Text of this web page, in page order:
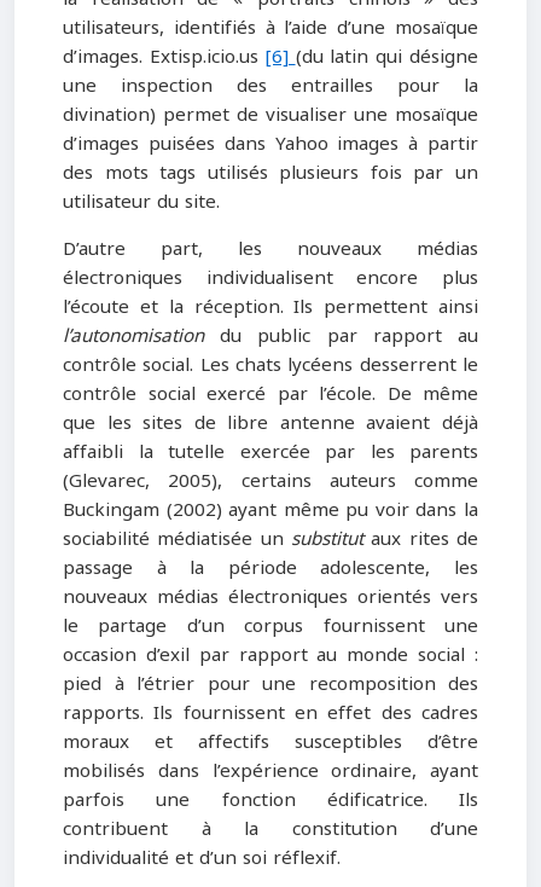
utilisateurs, identifiés à l’aide d’une mosaïque
d’images. Extisp.icio.us [6](du latin qui désigne
une inspection des entrailles pour la
divination) permet de visualiser une mosaïque
d’images puisées dans Yahoo images à partir
des mots tags utilisés plusieurs fois par un
utilisateur du site.
D’autre part, les nouveaux médias
électroniques individualisent encore plus
l’écoute et la réception. Ils permettent ainsi
l’autonomisationdu public par rapport au
contrôle social. Les chats lycéens desserrent le
contrôle social exercé par l’école. De même
que les sites de libre antenne avaient déjà
affaibli la tutelle exercée par les parents
(Glevarec, 2005), certains auteurs comme
Buckingam (2002) ayant même pu voir dans la
sociabilité médiatisée un substitutaux rites de
passage à la période adolescente, les
nouveaux médias électroniques orientés vers
le partage d’un corpus fournissent une
occasion d’exil par rapport au monde social :
pied à l’étrier pour une recomposition des
rapports. Ils fournissent en effet des cadres
moraux et affectifs susceptibles d’être
mobilisés dans l’expérience ordinaire, ayant
parfois une fonction édificatrice. Ils
contribuent à la constitution d’une
individualité et d’un soi réflexif.